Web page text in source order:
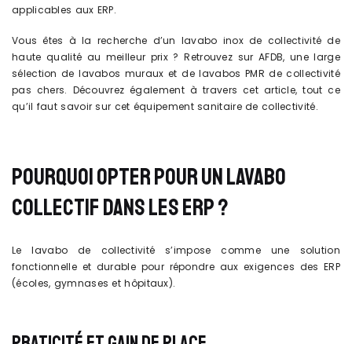
applicables aux ERP.
Vous êtes à la recherche d’un lavabo inox de collectivité de
haute qualité au meilleur prix ? Retrouvez sur AFDB, une large
sélection de lavabos muraux et de lavabos PMR de collectivité
pas chers. Découvrez également à travers cet article, tout ce
qu’il faut savoir sur cet équipement sanitaire de collectivité.
POURQUOI OPTER POUR UN LAVABO
COLLECTIF DANS LES ERP ?
Le lavabo de collectivité s’impose comme une solution
fonctionnelle et durable pour répondre aux exigences des ERP
(écoles, gymnases et hôpitaux).